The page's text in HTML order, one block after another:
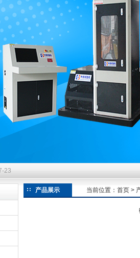
23
台选型指南：从额定扭矩到加载频率的工况适配
23
台选型指南：从额定扭矩到加载频率的工况适配
23
产品展示 当前位置： 首页 >